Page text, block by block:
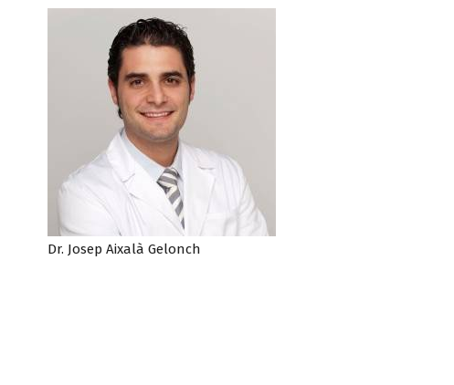
Dr. Josep Aixalà Gelonch